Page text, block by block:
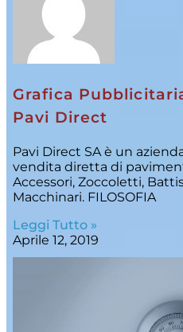
Grafica
Pavi Direct
Pavi Direct SA è un
vendita diretta di
Accessori, Zoccoletti,
Macchinari. FILOSOFIA
Leggi Tutto »
Aprile 12, 2019